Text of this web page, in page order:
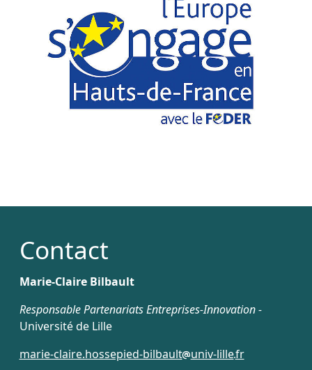
Contact
Marie-Claire Bilbault
Responsable Partenariats Entreprises-Innovation -
Université de Lille
marie-claire.hossepied-bilbault
univ-lillefr